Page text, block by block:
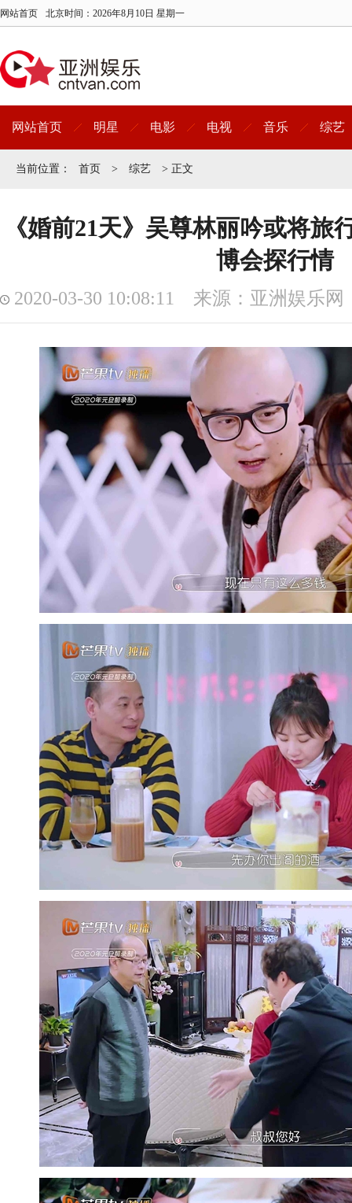
网站首页 北京时间： 2026年8月10日 星期一
网站首页 明星 电影 电视 音乐 综艺
当前位置： 首页 > 综艺 > 正文
《婚前21天》吴尊林丽吟或将旅
博会探行情
2020-03-30 10:08:11 来源：亚洲娱乐网